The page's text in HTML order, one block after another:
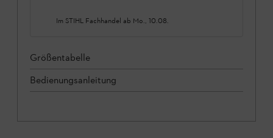
Im STIHL Fachhandel ab Mo., 10.08.
Größentabelle
Bedienungsanleitung